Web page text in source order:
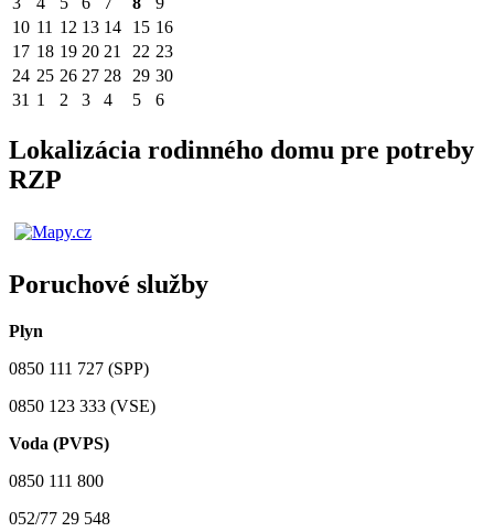
10 11 12 13 14 15 16
17 18 19 20 21 22 23
24 25 26 27 28 29 30
31 1 2 3 4 5 6
Lokalizácia rodinného domu pre potreby
RZP
Poruchové služby
Plyn
0850 111 727 (SPP)
0850 123 333 (VSE)
Voda (PVPS)
0850 111 800
052/77 29 548